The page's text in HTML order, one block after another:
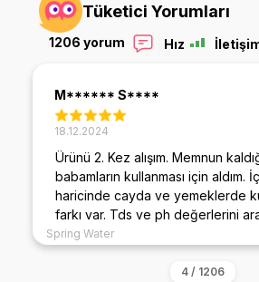
Tüketici Yorumları
1206 yorum Hız
M****** S****
18.12.2024
Ürünü 2. Kez alışım. Memnun
babamların kullanması için aldım.
haricinde cayda ve yemeklerde
farkı var. Tds ve ph değerlerini
ediyorum sürekli benzer değerde.
oldu filtreleride aynı marka tercih
ağırlığı bile diğer marka
Spring Water